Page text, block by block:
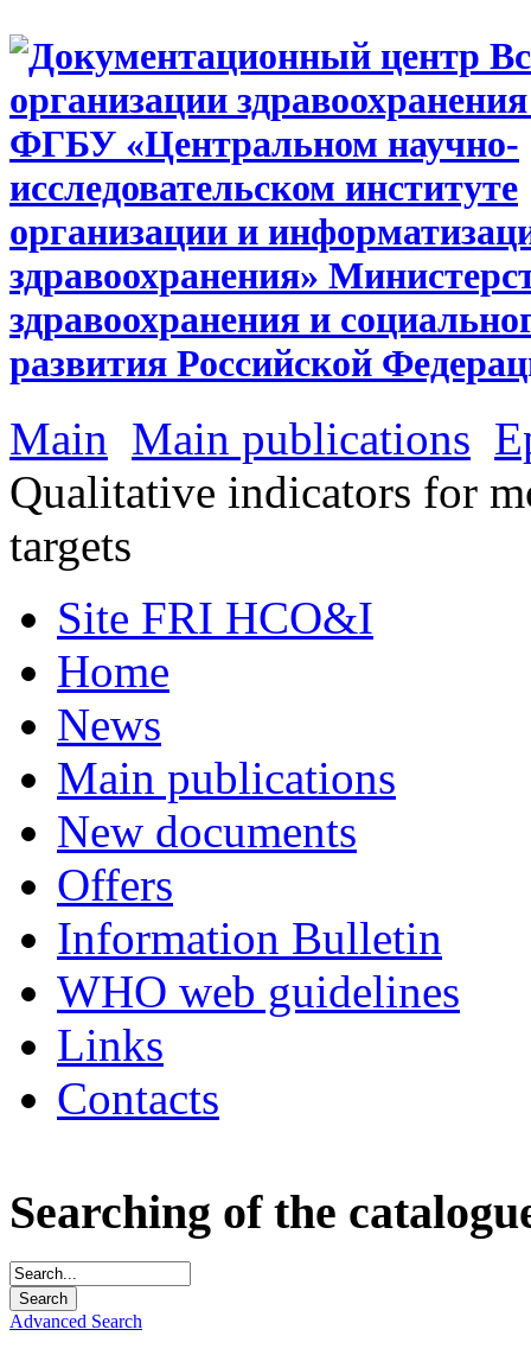
Main Main publications
Qualitative indicators for
targets
Site FRI HCO&I
Home
News
Main publications
New documents
Offers
Information Bulletin
WHO web guidelines
Links
Contacts
Searching of the
Advanced Search